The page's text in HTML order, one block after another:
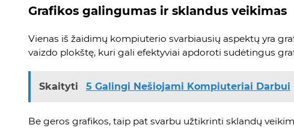
Grafikos galingumas ir sklandus veikimas
Vienas iš žaidimų kompiuterio svarbiausių aspektų yra
vaizdo plokštę, kuri gali efektyviai apdoroti sudėtingus
Skaityti 5 Galingi Nešiojami Kompiuteriai Darbui
Be geros grafikos, taip pat svarbu užtikrinti sklandų